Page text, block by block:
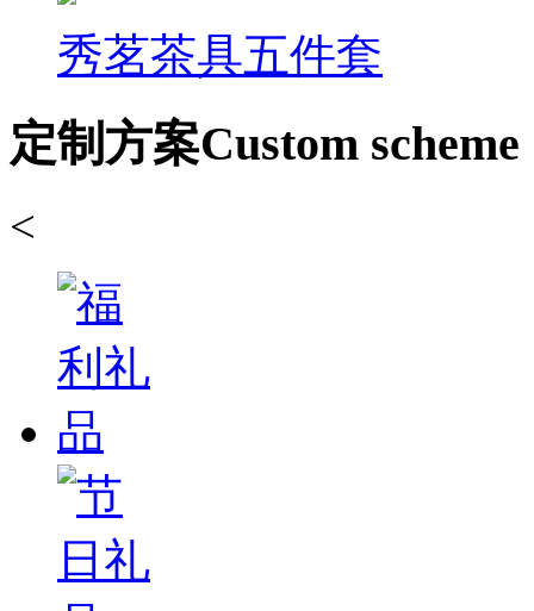
秀茗茶具五件套
定制方案Custom scheme
<